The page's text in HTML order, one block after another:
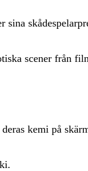
scener från
kemi på